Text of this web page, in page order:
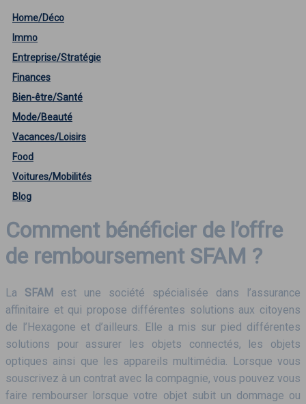
Home/Déco
Immo
Entreprise/Stratégie
Finances
Bien-être/Santé
Mode/Beauté
Vacances/Loisirs
Food
Voitures/Mobilités
Blog
Comment bénéficier de l’offre
de remboursement SFAM ?
La SFAM
est une société spécialisée dans l’assurance
affinitaire et qui propose différentes solutions aux citoyens
de l’Hexagone et d’ailleurs. Elle a mis sur pied différentes
solutions pour assurer les objets connectés, les objets
optiques ainsi que les appareils multimédia. Lorsque vous
souscrivez à un contrat avec la compagnie, vous pouvez vous
faire rembourser lorsque votre objet subit un dommage ou